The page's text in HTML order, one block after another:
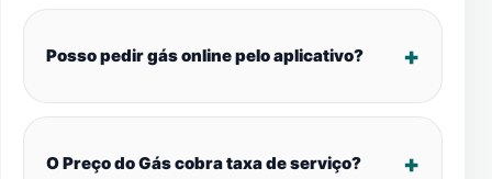
Posso pedir gás online pelo aplicativo?
O Preço do Gás cobra taxa de serviço?